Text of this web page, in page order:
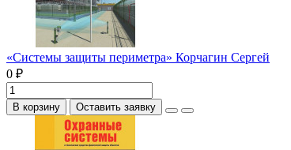
«Системы защиты периметра» Корчагин Сергей
0 ₽
В корзину Оставить заявку